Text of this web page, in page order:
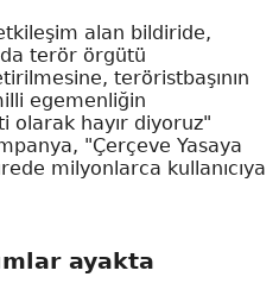
alan bildiride,
terör örgütü
teröristbaşının
egemenliğin
olarak hayır diyoruz"
"Çerçeve Yasaya
milyonlarca kullanıcıya
ayakta